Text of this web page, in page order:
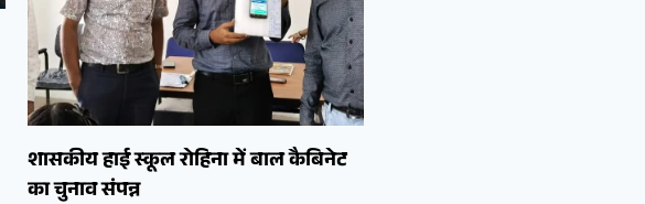
शासकीय हाई स्कूल रोहिना में बाल कैबिनेट
का चुनाव संपन्न